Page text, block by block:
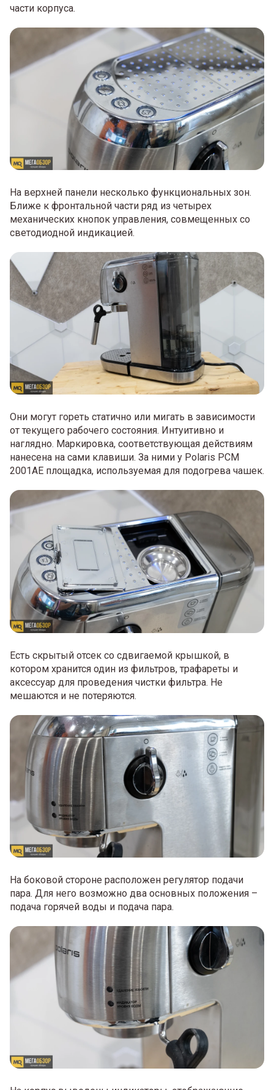
части корпуса.
На верхней панели несколько функциональных зон.
Ближе к фронтальной части ряд из четырех
механических кнопок управления, совмещенных со
светодиодной индикацией.
Они могут гореть статично или мигать в зависимости
от текущего рабочего состояния. Интуитивно и
наглядно. Маркировка, соответствующая действиям
нанесена на сами клавиши. За ними у Polaris PCM
2001AE площадка, используемая для подогрева чашек.
Есть скрытый отсек со сдвигаемой крышкой, в
котором хранится один из фильтров, трафареты и
аксессуар для проведения чистки фильтра. Не
мешаются и не потеряются.
На боковой стороне расположен регулятор подачи
пара. Для него возможно два основных положения –
подача горячей воды и подача пара.